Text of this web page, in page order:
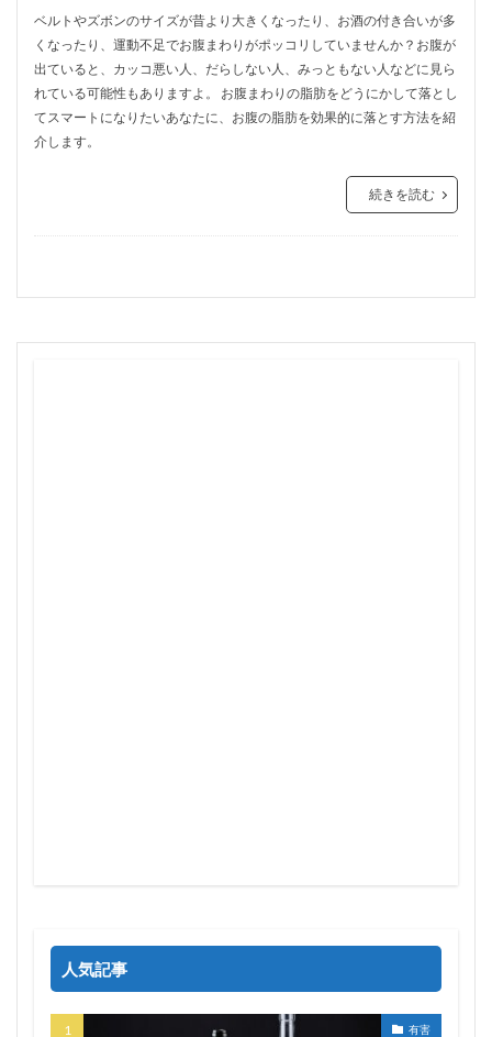
ベルトやズボンのサイズが昔より大きくなったり、お酒の付き合いが多
くなったり、運動不足でお腹まわりがポッコリしていませんか？お腹が
出ていると、カッコ悪い人、だらしない人、みっともない人などに見ら
れている可能性もありますよ。 お腹まわりの脂肪をどうにかして落とし
てスマートになりたいあなたに、お腹の脂肪を効果的に落とす方法を紹
介します。
続きを読む
人気記事
有害